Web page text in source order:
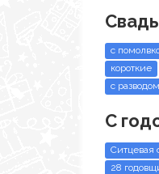
с
короткие
с разводом
С
Ситцевая
28